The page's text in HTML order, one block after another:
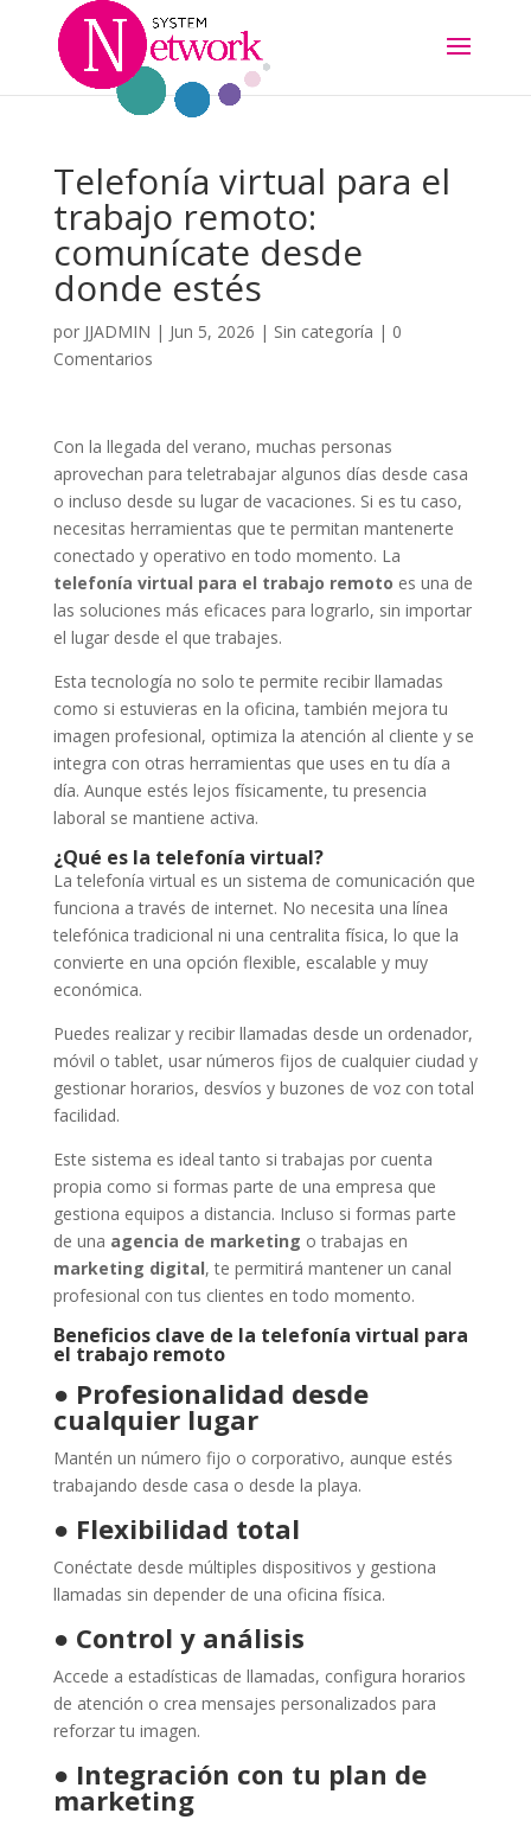
Telefonía virtual para el
trabajo remoto:
comunícate desde
donde estés
por JJADMIN | Jun 5, 2026 | Sin categoría | 0
Comentarios
Con la llegada del verano, muchas personas
aprovechan para teletrabajar algunos días desde casa
o incluso desde su lugar de vacaciones. Si es tu caso,
necesitas herramientas que te permitan mantenerte
conectado y operativo en todo momento. La
telefonía virtual para el trabajo remoto es una de
las soluciones más eficaces para lograrlo, sin importar
el lugar desde el que trabajes.
Esta tecnología no solo te permite recibir llamadas
como si estuvieras en la oficina, también mejora tu
imagen profesional, optimiza la atención al cliente y se
integra con otras herramientas que uses en tu día a
día. Aunque estés lejos físicamente, tu presencia
laboral se mantiene activa.
¿Qué es la telefonía virtual?
La telefonía virtual es un sistema de comunicación que
funciona a través de internet. No necesita una línea
telefónica tradicional ni una centralita física, lo que la
convierte en una opción flexible, escalable y muy
económica.
Puedes realizar y recibir llamadas desde un ordenador,
móvil o tablet, usar números fijos de cualquier ciudad y
gestionar horarios, desvíos y buzones de voz con total
facilidad.
Este sistema es ideal tanto si trabajas por cuenta
propia como si formas parte de una empresa que
gestiona equipos a distancia. Incluso si formas parte
de una agencia de marketing o trabajas en
marketing digital, te permitirá mantener un canal
profesional con tus clientes en todo momento.
Beneficios clave de la telefonía virtual para
el trabajo remoto
● Profesionalidad desde
cualquier lugar
Mantén un número fijo o corporativo, aunque estés
trabajando desde casa o desde la playa.
● Flexibilidad total
Conéctate desde múltiples dispositivos y gestiona
llamadas sin depender de una oficina física.
● Control y análisis
Accede a estadísticas de llamadas, configura horarios
de atención o crea mensajes personalizados para
reforzar tu imagen.
● Integración con tu plan de
marketing